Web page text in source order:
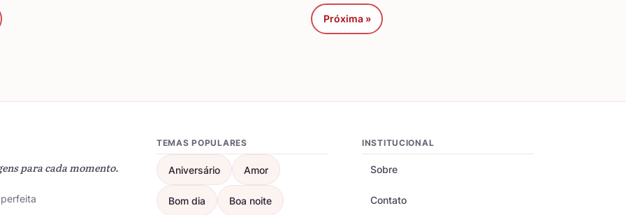
Próxima »
para cada momento.
TEMAS POPULARES
Aniversário Amor
Bom dia Boa noite
INSTITUCIONAL
Sobre
Contato